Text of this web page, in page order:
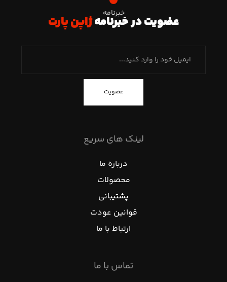
خبرنامه
عضویت در خبرنامهژاپن پارت
عضویت
لینک های سریع
درباره ما
محصولات
پشتیبانی
قوانین عودت
ارتباط با ما
تماس با ما